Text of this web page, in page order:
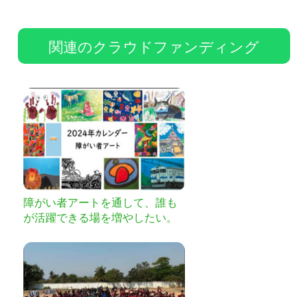
関連のクラウドファンディング
障がい者アートを通して、誰も
が活躍できる場を増やしたい。